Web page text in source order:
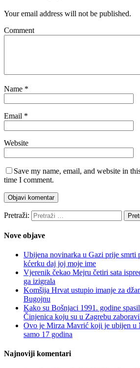
Your email address will not be published.
Comment
Name *
Email *
Website
Save my name, email, and website in
time I comment.
Pretraži:
Nove objave
Ubijena novinarka u Gazi prije smrti
kćerku daj joj moje ime
Vjerenik čekao Mejru četiri sata
ga izigrala
Komšija Hrvat ustupio imanje za
Bugojnu
Kako su Bošnjaci 1991. godine
Činjenica koju su u Zagrebu
Ovo je Mirza Mavrić koji je ubijen u
samo 17 godina
Najnoviji komentari